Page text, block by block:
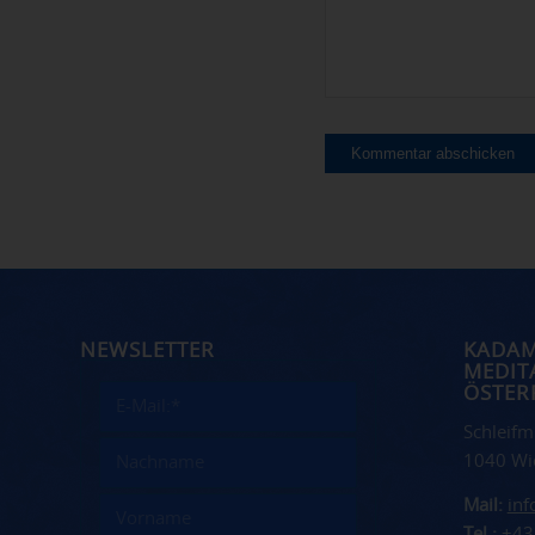
NEWSLETTER
1040
Mail: